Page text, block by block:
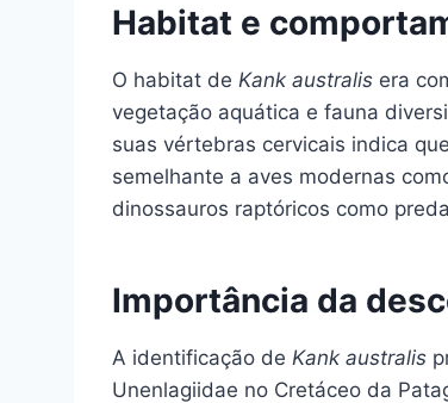
Habitat e
O habitat de Kank australis era
vegetação aquática e fauna
suas vértebras cervicais indica
semelhante a aves modernas
dinossauros raptóricos como
Importância da
A identificação de Kank australis
Unenlagiidae no Cretáceo da